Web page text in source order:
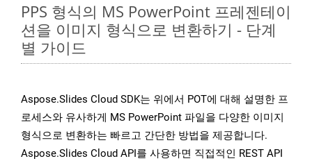
PPS 형식의 MS PowerPoint 프레젠테이
션을 이미지 형식으로 변환하기 - 단계
별 가이드
Aspose.Slides Cloud SDK는 위에서 POT에 대해 설명한 프
로세스와 유사하게 MS PowerPoint 파일을 다양한 이미지
형식으로 변환하는 빠르고 간단한 방법을 제공합니다.
Aspose.Slides Cloud API를 사용하면 직접적인 REST API